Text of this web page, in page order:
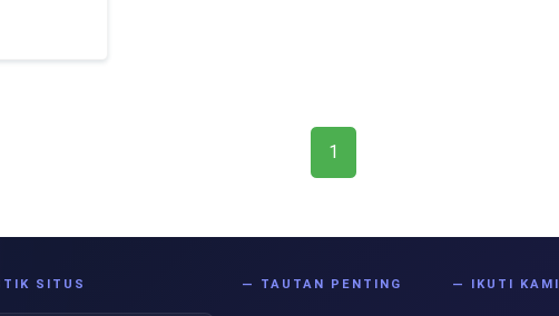
1
SITUS — TAUTAN PENTING — IKUTI KAMI